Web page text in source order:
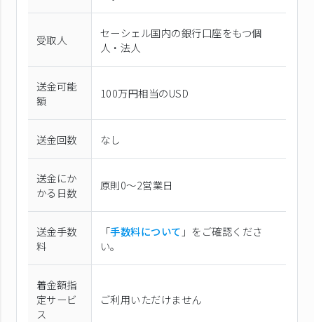
受取人
セーシェル国内の銀行口座をもつ個
人・法人
送金可能
額
100万円相当のUSD
送金回数 なし
送金にか
かる日数
原則0〜2営業日
送金手数
料
「手数料について 」をご確認くださ
い。
着金額指
定サービ
ス
ご利用いただけません